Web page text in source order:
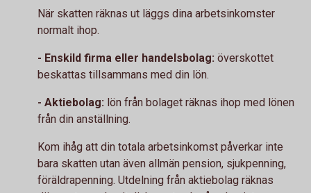
När skatten räknas ut läggs dina arbetsinkomster
normalt ihop.
- Enskild firma eller handelsbolag: överskottet
beskattas tillsammans med din lön.
- Aktiebolag: lön från bolaget räknas ihop med lönen
från din anställning.
Kom ihåg att din totala arbetsinkomst påverkar inte
bara skatten utan även allmän pension, sjukpenning,
föräldrapenning. Utdelning från aktiebolag räknas